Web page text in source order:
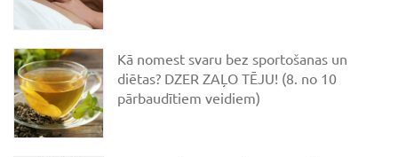
Kā nomest svaru bez sportošanas un
diētas? DZER ZAĻO TĒJU! (8. no 10
pārbaudītiem veidiem)